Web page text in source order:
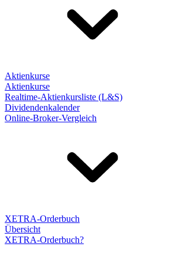
Aktienkurse
Aktienkurse
Realtime-Aktienkursliste (L&S)
Dividendenkalender
Online-Broker-Vergleich
XETRA-Orderbuch
Übersicht
XETRA-Orderbuch?